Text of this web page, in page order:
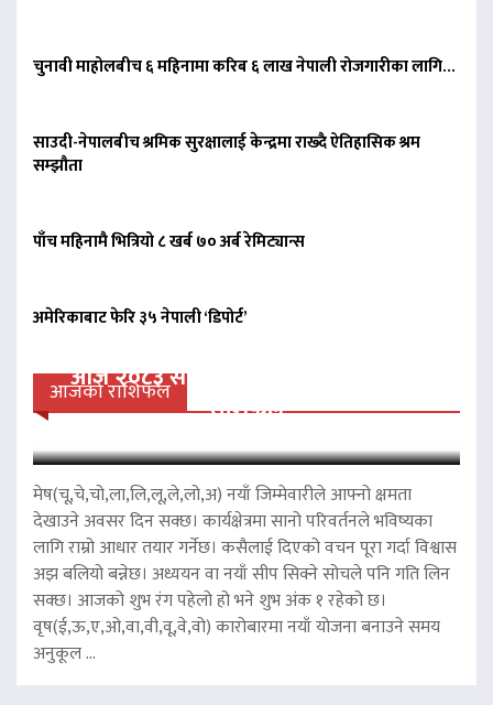
चुनावी माहोलबीच ६ महिनामा करिब ६ लाख नेपाली रोजगारीका लागि…
साउदी-नेपालबीच श्रमिक सुरक्षालाई केन्द्रमा राख्दै ऐतिहासिक श्रम
सम्झौता
पाँच महिनामै भित्रियो ८ खर्ब ७० अर्ब रेमिट्यान्स
अमेरिकाबाट फेरि ३५ नेपाली ‘डिपोर्ट’
आजको राशिफल
आज २०८३ साल साउन २३ गते शनिवारको
राशिफल
मेष(चू,चे,चो,ला,लि,लू,ले,लो,अ) नयाँ जिम्मेवारीले आफ्नो क्षमता
देखाउने अवसर दिन सक्छ। कार्यक्षेत्रमा सानो परिवर्तनले भविष्यका
लागि राम्रो आधार तयार गर्नेछ। कसैलाई दिएको वचन पूरा गर्दा विश्वास
अझ बलियो बन्नेछ। अध्ययन वा नयाँ सीप सिक्ने सोचले पनि गति लिन
सक्छ। आजको शुभ रंग पहेलो हो भने शुभ अंक १ रहेको छ।
वृष(ई,ऊ,ए,ओ,वा,वी,वू,वे,वो) कारोबारमा नयाँ योजना बनाउने समय
अनुकूल ...